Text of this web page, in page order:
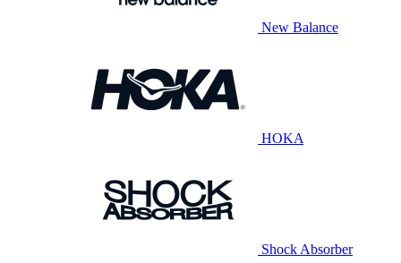
New Balance
HOKA
Shock Absorber